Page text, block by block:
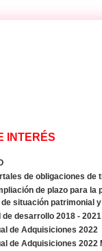
INTERÉS
de obligaciones de
de plazo para la
situación patrimonial
de desarrollo 2018 - 2021
de Adquisiciones 2022
de Adquisiciones 2022